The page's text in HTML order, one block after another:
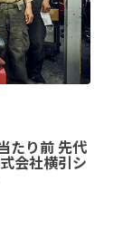
たり前 先代
会社横引シ